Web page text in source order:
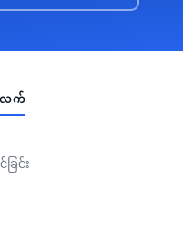
လက်
ြင်း